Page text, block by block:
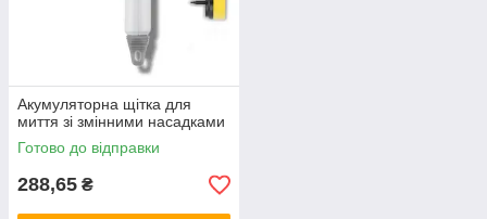
Акумуляторна щітка для
миття зі змінними насадками
Готово до відправки
288,65 ₴